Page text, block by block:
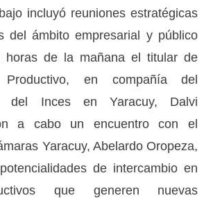
incluyó reuniones estratégicas
del ámbito empresarial y público
horas de la mañana el titular de
Productivo, en compañía del
del Inces en Yaracuy, Dalvi
a cabo un encuentro con el
Yaracuy, Abelardo Oropeza,
de intercambio en
que generen nuevas